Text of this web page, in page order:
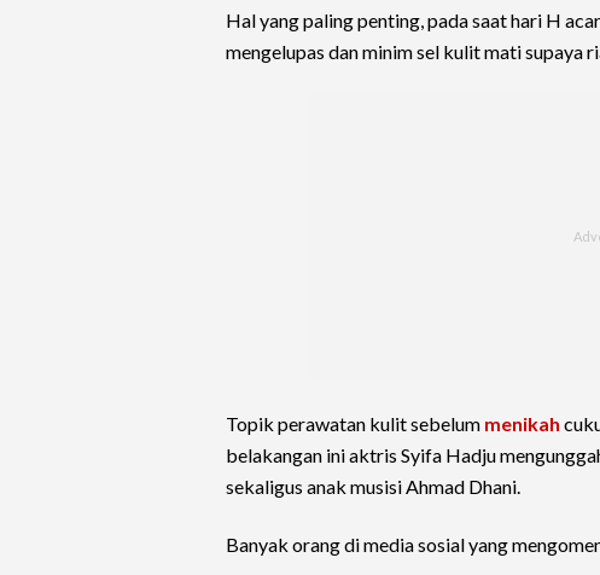
Hal yang paling penting, pada saat hari H
mengelupas dan minim sel kulit mati supaya
Topik perawatan kulit sebelum menikah
belakangan ini aktris Syifa Hadju
sekaligus anak musisi Ahmad Dhani.
Banyak orang di media sosial yang